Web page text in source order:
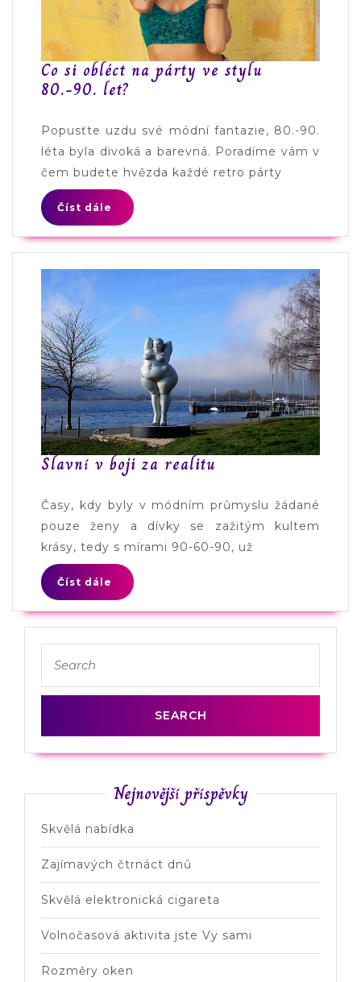
Co si obléct na párty ve stylu
80.-90. let?
Popusťte uzdu své módní fantazie, 80.-90.
léta byla divoká a barevná. Poradíme vám v
čem budete hvězda každé retro párty
Číst dále
Slavní v boji za realitu
Časy, kdy byly v módním průmyslu žádané
pouze ženy a dívky se zažitým kultem
krásy, tedy s mírami 90-60-90, už
Číst dále
Nejnovější příspěvky
Skvělá nabídka
Zajímavých čtrnáct dnů
Skvělá elektronická cigareta
Volnočasová aktivita jste Vy sami
Rozměry oken